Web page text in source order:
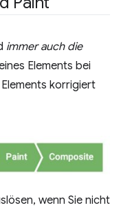
immer auch die
Elements bei
korrigiert
wenn Sie nicht